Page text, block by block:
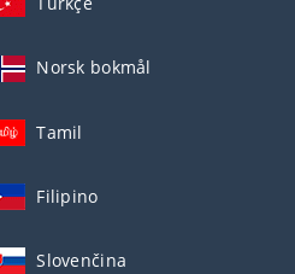
Norsk bokmål
Tamil
Filipino
Slovenčina